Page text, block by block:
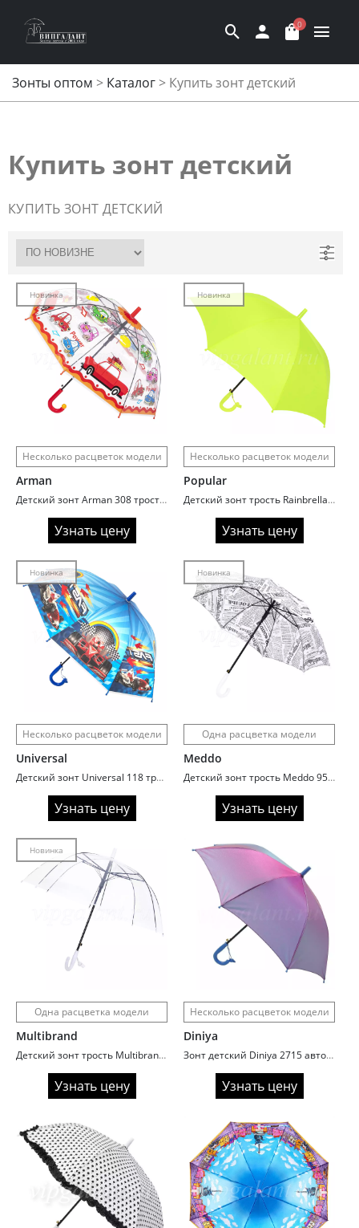
0
Зонты оптом > Каталог> Купить зонт детский
Купить зонт детский
КУПИТЬ ЗОНТ ДЕТСКИЙ
Новинка
Несколько расцветок модели
Arman
Детский зонт Arman 308 трость веселые картинки
Узнать цену
Новинка
Несколько расцветок модели
Popular
Детский зонт трость Rainbrella 195N Однотонный
Узнать цену
Новинка
Несколько расцветок модели
Universal
Детский зонт Universal 118 трость Машинки
Узнать цену
Новинка
Одна расцветка модели
Meddo
Детский зонт трость Meddo 953 Газета
Узнать цену
Новинка
Одна расцветка модели
Multibrand
Детский зонт трость Multibrand 2243 автоматический
Узнать цену
Несколько расцветок модели
Diniya
Зонт детский Diniya 2715 автомат хамелеон
Узнать цену